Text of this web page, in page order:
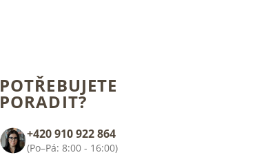
POTŘEBUJETE
PORADIT?
+420 910 922 864
(Po–Pá: 8:00 - 16:00)